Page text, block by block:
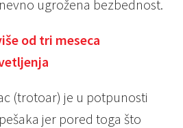
ugrožena bezbednost.
od tri meseca
(trotoar) je u potpunosti
jer pored toga što